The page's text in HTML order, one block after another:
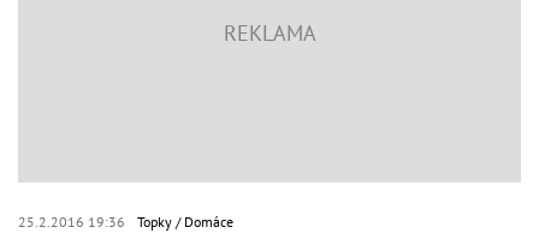
25.2.2016 19:36 Topky Domáce